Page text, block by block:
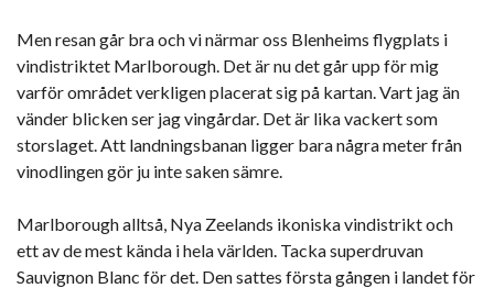
Men resan går bra och vi närmar oss Blenheims flygplats i
vindistriktet Marlborough. Det är nu det går upp för mig
varför området verkligen placerat sig på kartan. Vart jag än
vänder blicken ser jag vingårdar. Det är lika vackert som
storslaget. Att landningsbanan ligger bara några meter från
vinodlingen gör ju inte saken sämre.
Marlborough alltså, Nya Zeelands ikoniska vindistrikt och
ett av de mest kända i hela världen. Tacka superdruvan
Sauvignon Blanc för det. Den sattes första gången i landet för